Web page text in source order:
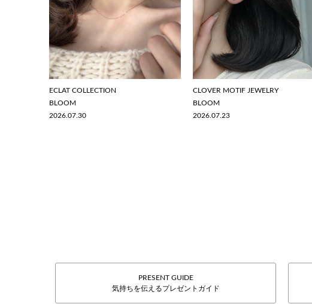
ECLAT COLLECTION
BLOOM
2026.07.30
CLOVER MOTIF JEWELRY
BLOOM
2026.07.23
PRESENT GUIDE
気持ちを伝えるプレゼントガイド